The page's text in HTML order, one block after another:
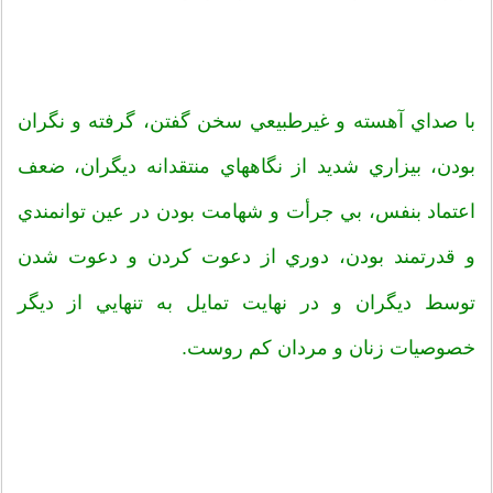
با صداي آهسته و غيرطبيعي سخن گفتن، گرفته و نگران
بودن، بيزاري شديد از نگاههاي منتقدانه ديگران، ضعف
اعتماد بنفس، بي جرأت و شهامت بودن در عين توانمندي
و قدرتمند بودن، دوري از دعوت کردن و دعوت شدن
توسط ديگران و در نهايت تمايل به تنهايي از ديگر
خصوصيات زنان و مردان کم روست.